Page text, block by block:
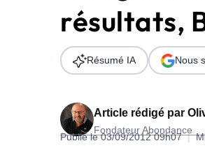
Télécharger l'Ebook
résultats,
Article rédigé par
Fondateur Abondance
Publié le 03/09/2012 09h07 |
Résumé IA Nous